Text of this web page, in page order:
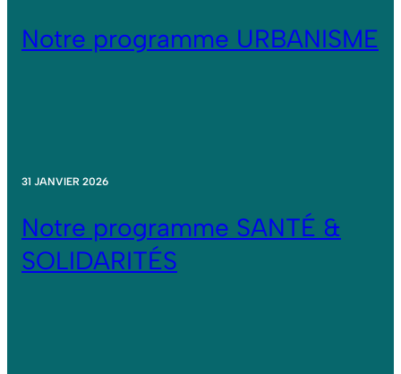
Notre programme URBANISME
31 JANVIER 2026
Notre programme SANTÉ &
SOLIDARITÉS